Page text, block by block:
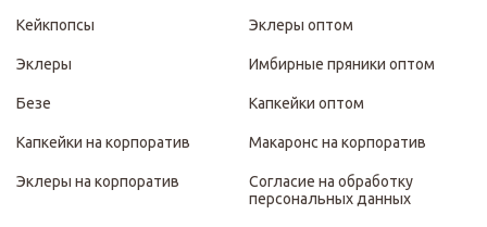
Кейкпопсы
Эклеры
Безе
Капкейки на корпоратив
Эклеры на корпоратив
Эклеры оптом
Имбирные пряники оптом
Капкейки оптом
Макаронс на корпоратив
Согласие на обработку
персональных данных